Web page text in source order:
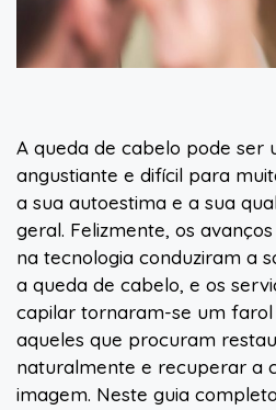
A queda de cabelo pode ser
angustiante e difícil para
a sua autoestima e a sua
geral. Felizmente, os
na tecnologia conduziram a
a queda de cabelo, e os
capilar tornaram-se um
aqueles que procuram
naturalmente e recuperar a
imagem. Neste guia